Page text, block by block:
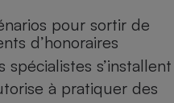
pour sortir de
d’honoraires
s’installent
à pratiquer des